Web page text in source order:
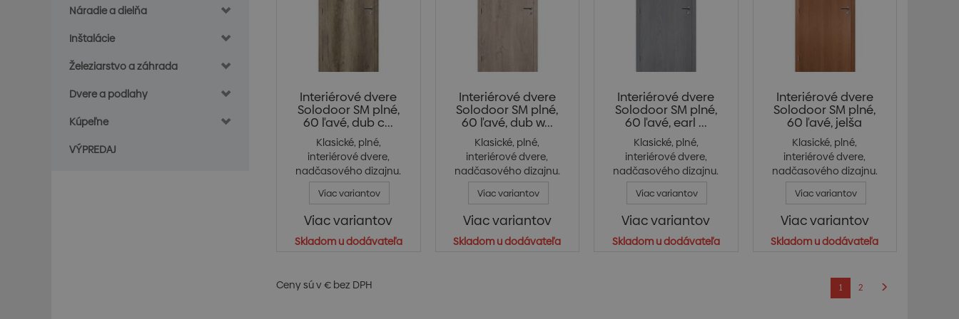
Náradie a dielňa
Inštalácie
Železiarstvo a záhrada
Dvere a podlahy
Kúpeľne
VÝPREDAJ
Interiérové dvere
Solodoor SM plné,
60 ľavé, dub c...
Klasické, plné,
interiérové dvere,
nadčasového dizajnu.
Jede...
Viac variantov
Viac variantov
Skladom u dodávateľa
Interiérové dvere
Solodoor SM plné,
60 ľavé, dub w...
Klasické, plné,
interiérové dvere,
nadčasového dizajnu.
Jede...
Viac variantov
Viac variantov
Skladom u dodávateľa
Interiérové dvere
Solodoor SM plné,
60 ľavé, earl ...
Klasické, plné,
interiérové dvere,
nadčasového dizajnu.
Jede...
Viac variantov
Viac variantov
Skladom u dodávateľa
Interiérové dvere
Solodoor SM plné,
60 ľavé, jelša
Klasické, plné,
interiérové dvere,
nadčasového dizajnu.
Jede...
Viac variantov
Viac variantov
Skladom u dodávateľa
Ceny sú v € bez DPH 1 2